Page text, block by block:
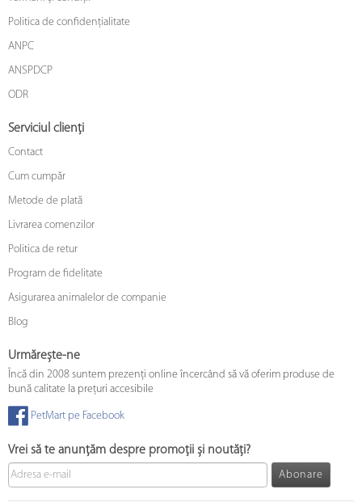
Politica de confidențialitate
ANPC
ANSPDCP
ODR
Serviciul clienți
Contact
Cum cumpăr
Metode de plată
Livrarea comenzilor
Politica de retur
Program de fidelitate
Asigurarea animalelor de companie
Blog
Urmărește-ne
Încă din 2008 suntem prezenți online încercând să vă oferim produse de
bună calitate la prețuri accesibile
PetMart pe Facebook
Vrei să te anunțăm despre promoții și noutăți?
Abonare